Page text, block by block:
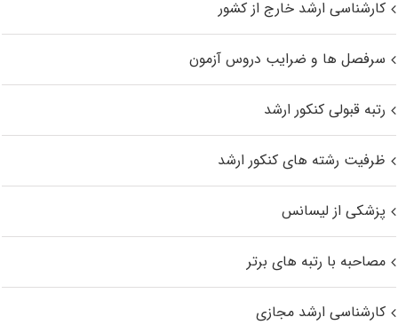
کارشناسی ارشد خارج از کشور
سرفصل ها و ضرایب دروس آزمون
رتبه قبولی کنکور ارشد
ظرفیت رشته های کنکور ارشد
پزشکی از لیسانس
مصاحبه با رتبه های برتر
کارشناسی ارشد مجازی